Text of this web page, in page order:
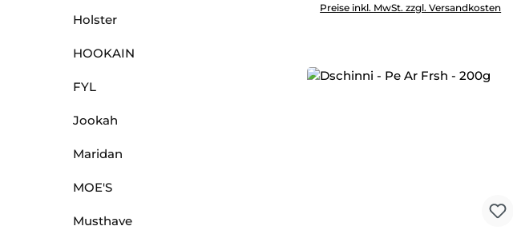
Holster
HOOKAIN
FYL
Jookah
Maridan
MOE'S
Musthave
Preise inkl. MwSt. zzgl. Versandkosten